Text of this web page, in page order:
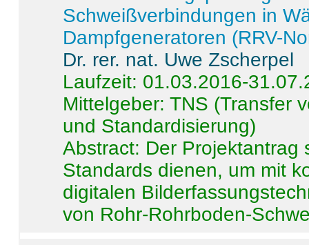
Schweißverbindungen in
Dampfgeneratoren (RRV-
Dr. rer. nat. Uwe Zscherpel
Laufzeit: 01.03.2016-
Mittelgeber: TNS (Transfer
und Standardisierung)
Abstract: Der Projektantrag
Standards dienen, um mit
digitalen
von Rohr-Rohrboden-